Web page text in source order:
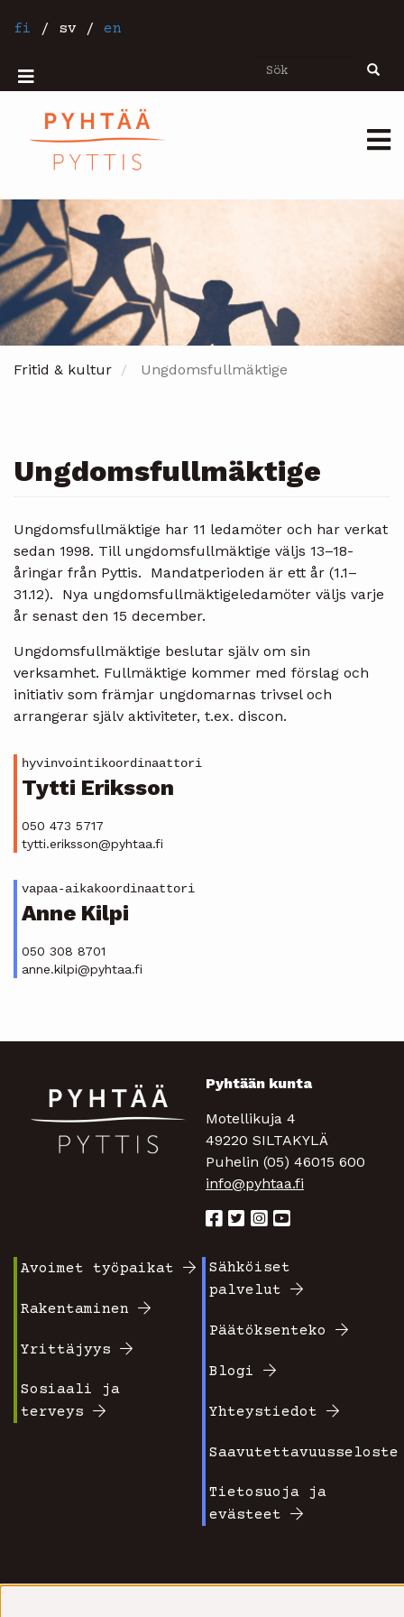
tillfi / sv / en
Sök Sök
Mobiilivalikko
Fritid & kultur Ungdomsfullmäktige
Ungdomsfullmäktige
Ungdomsfullmäktige har 11 ledamöter och har verkat
sedan 1998. Till ungdomsfullmäktige väljs 13–18-
åringar från Pyttis. Mandatperioden är ett år (1.1–
31.12). Nya ungdomsfullmäktigeledamöter väljs varje
år senast den 15 december.
Ungdomsfullmäktige beslutar själv om sin
verksamhet. Fullmäktige kommer med förslag och
initiativ som främjar ungdomarnas trivsel och
arrangerar själv aktiviteter, t.ex. discon.
hyvinvointikoordinaattori
Tytti Eriksson
050 473 5717
tytti.eriksson@pyhtaa.fi
vapaa-aikakoordinaattori
Anne Kilpi
050 308 8701
anne.kilpi@pyhtaa.fi
Pyhtään kunta
Motellikuja 4
49220 SILTAKYLÄ
Puhelin (05) 46015 600
info@pyhtaa.fi
valikko
1
Avoimet työpaikat
Rakentaminen
Yrittäjyys
Sosiaali ja
terveys
Footer
2
Sähköiset
palvelut
Päätöksenteko
Blogi
Yhteystiedot
Saavutettavuusseloste
Tietosuoja ja
evästeet